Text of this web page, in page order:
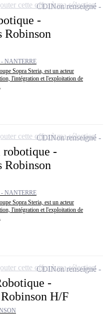
-
Robinson
- NANTERRE
Sopra Steria, est un acteur
l'intégration et l'exploitation de
CDINon renseigné
cette offre à ma sélection
-
Robinson
- NANTERRE
Sopra Steria, est un acteur
l'intégration et l'exploitation de
CDINon renseigné
cette offre à ma sélection
-
H/F
CDINon renseigné
cette offre à ma sélection